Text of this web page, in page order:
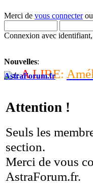
Merci de vous connecter
Connexion avec identifiant,
Nouvelles:
A LIRE: Amél
AstraForum.fr
Attention !
Seuls les
section.
Merci de vous
AstraForum.fr.